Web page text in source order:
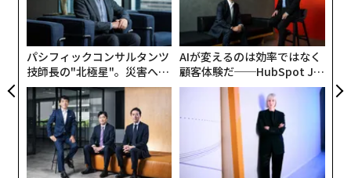
パシフィックコンサルタンツ
技師長の"北極星"。災害への
無力感を乗り越え見つけた、
防災一筋20年の答え
AIが変えるのは効率ではなく
顧客体験だ──HubSpot Ja
panが語る「Grow Better」
な組織のつくり方